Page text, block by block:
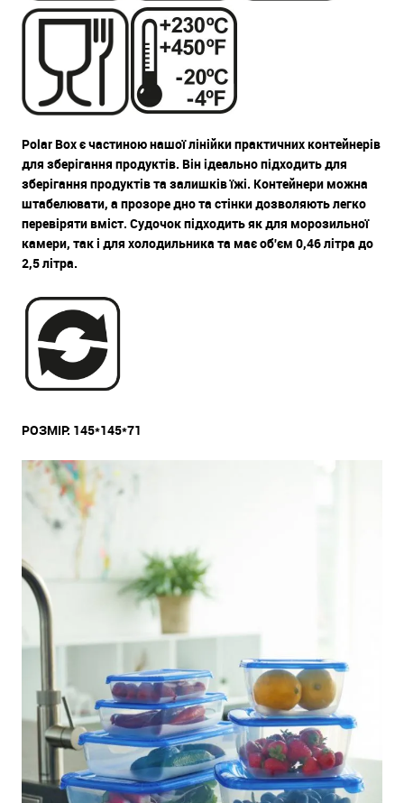
Polar Box є частиною нашої лінійки практичних контейнерів
для зберігання продуктів. Він ідеально підходить для
зберігання продуктів та залишків їжі. Контейнери можна
штабелювати, а прозоре дно та стінки дозволяють легко
перевіряти вміст. Судочок підходить як для морозильної
камери, так і для холодильника та має об'єм 0,46 літра до
2,5 літра.
РОЗМІР: 145*145*71